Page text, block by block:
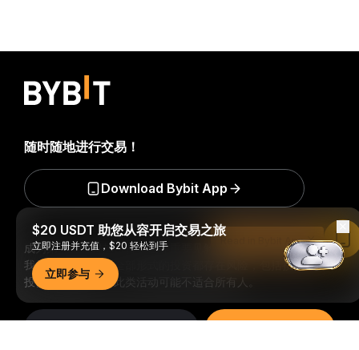
成为第一个获得加密货币世界重要见解和分析的人：立即申购
我们的时事通讯。全部形式的投资都存在风险，包括损失所有
投资金额的风险。此类活动可能不适合所有人。
随时随地进行交易！
Download Bybit App
$20 USDT 助您从容开启交易之旅
立即注册并充值，$20 轻松到手
立即参与
Read in Bybit App